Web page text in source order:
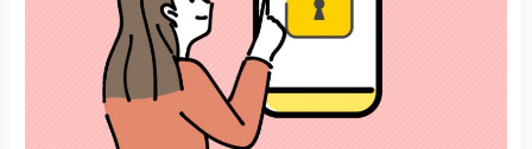
Google Pixel Fold
Google Pixel 8シリーズ
Xiaomi
Xiaomi 12T Pro
Xiaomi 13Tシリーズ
Redmi Note 11 Pro 5G
Redmi Note 10T